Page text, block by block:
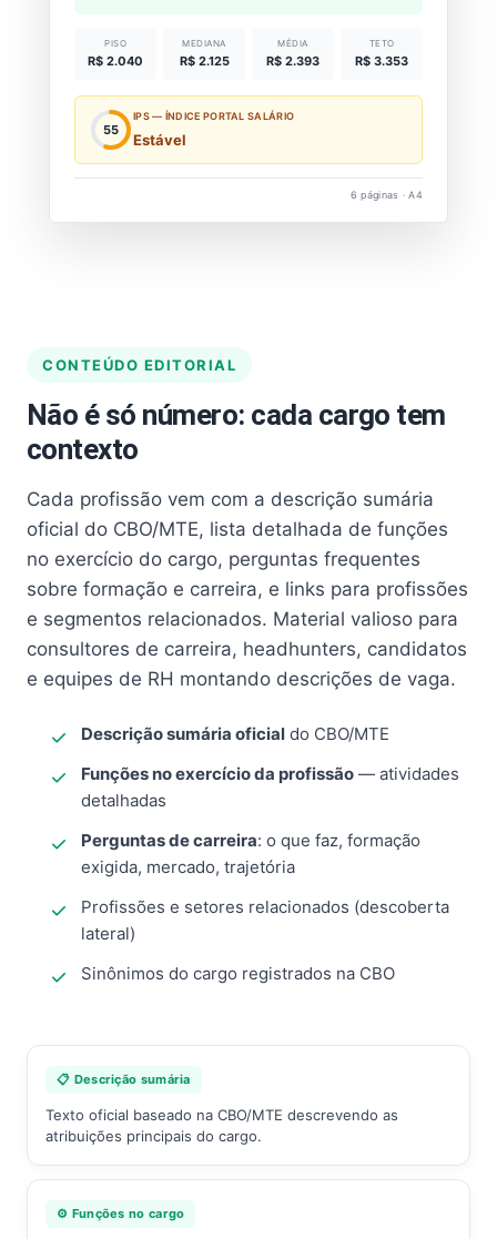
PISO
R$ 2.040
MEDIANA
R$ 2.125
MÉDIA
R$ 2.393
TETO
R$ 3.353
55
IPS — ÍNDICE PORTAL SALÁRIO
Estável
6 páginas · A4
CONTEÚDO EDITORIAL
Não é só número: cada cargo tem
contexto
Cada profissão vem com a descrição sumária
oficial do CBO/MTE, lista detalhada de funções
no exercício do cargo, perguntas frequentes
sobre formação e carreira, e links para profissões
e segmentos relacionados. Material valioso para
consultores de carreira, headhunters, candidatos
e equipes de RH montando descrições de vaga.
Descrição sumária oficial do CBO/MTE
Funções no exercício da profissão — atividades
detalhadas
Perguntas de carreira: o que faz, formação
exigida, mercado, trajetória
Profissões e setores relacionados (descoberta
lateral)
Sinônimos do cargo registrados na CBO
📋 Descrição sumária
Texto oficial baseado na CBO/MTE descrevendo as
atribuições principais do cargo.
⚙️ Funções no cargo